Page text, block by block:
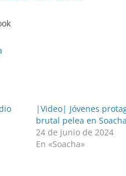
|Video| Jóvenes
brutal pelea en Soacha
24 de junio de 2024
En «Soacha»